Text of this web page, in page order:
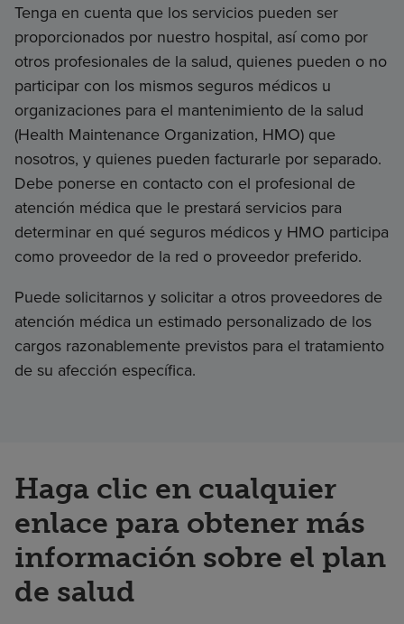
Tenga en cuenta que los servicios pueden ser
proporcionados por nuestro hospital, así como por
otros profesionales de la salud, quienes pueden o no
participar con los mismos seguros médicos u
organizaciones para el mantenimiento de la salud
(Health Maintenance Organization, HMO) que
nosotros, y quienes pueden facturarle por separado.
Debe ponerse en contacto con el profesional de
atención médica que le prestará servicios para
determinar en qué seguros médicos y HMO participa
como proveedor de la red o proveedor preferido.
Puede solicitarnos y solicitar a otros proveedores de
atención médica un estimado personalizado de los
cargos razonablemente previstos para el tratamiento
de su afección específica.
Haga clic en cualquier
enlace para obtener más
información sobre el plan
de salud